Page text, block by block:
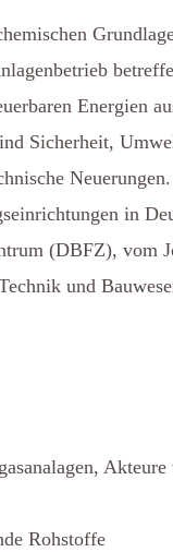
Energien
Sicherheit,
in
(DBFZ), vom
und
Akteure
Rohstoffe